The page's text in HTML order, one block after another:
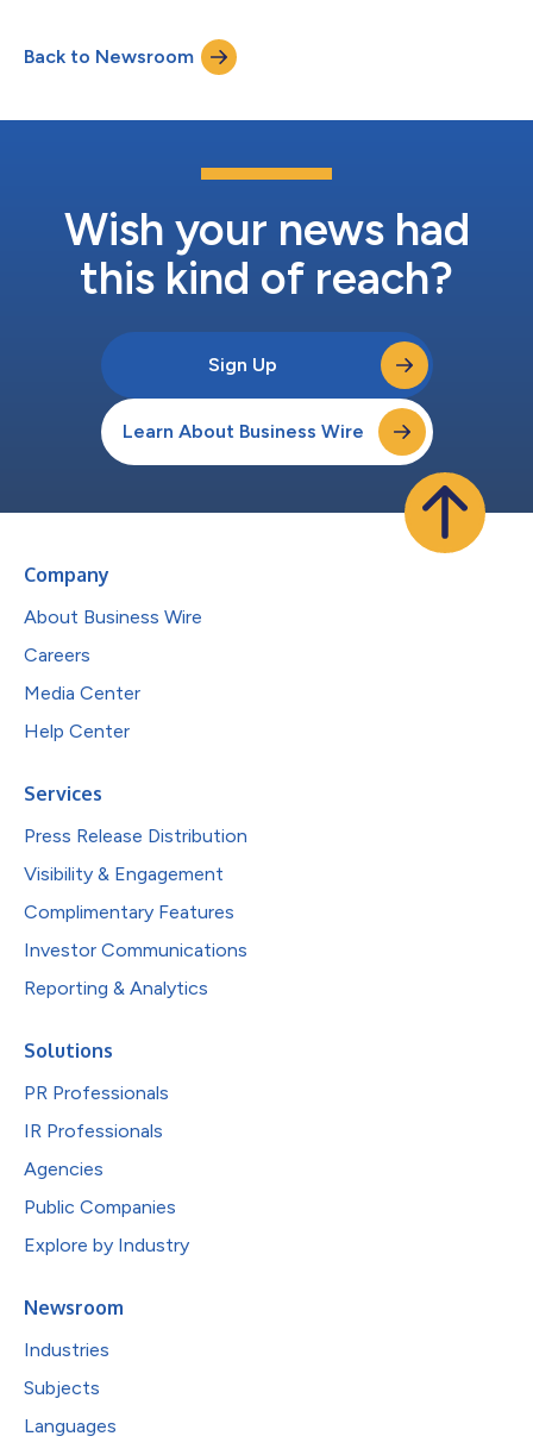
Identitätsverifizierung (IDV) in Finanzorganisationen ist. Neue
globale Daten belegen, dass mindestens drei von zehn
Finanzinstitutionen von Identitätsbetrug bet...
Back to Newsroom
Wish your news had
this kind of reach?
Sign Up
Learn About Business Wire
Company
About Business Wire
Careers
Media Center
Help Center
Services
Press Release Distribution
Visibility & Engagement
Complimentary Features
Investor Communications
Reporting & Analytics
Solutions
PR Professionals
IR Professionals
Agencies
Public Companies
Explore by Industry
Newsroom
Industries
Subjects
Languages